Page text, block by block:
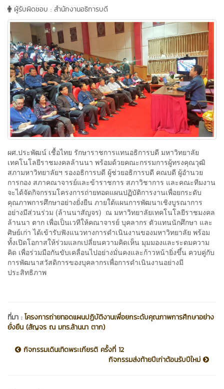
ผู้รับผิดชอบ : สำนักงานอธิการบดี
ผศ.ประพัฒน์ เชื้อไทย รักษาราชการแทนอธิการบดี มหาวิทยาลัย
เทคโนโลยีราชมงคลล้านนา พร้อมด้วยคณะกรรมการผู้ทรงคุณวุฒิ
สภามหาวิทยาลัยฯ รองอธิการบดี ผู้ช่วยอธิการบดี คณบดี ผู้อำนวย
การกอง สภาคณาจารย์และข้าราชการ สภาวิชาการ และคณะทีมงาน
จะได้จัดกิจกรรมโครงการถ่ายทอดแผนปฏิบัติการงานเพื่อยกระดับ
คุณภาพการศึกษาอย่างยั่งยืน ภายใต้แผนการพัฒนาเชิงบูรณาการ
อย่างมีส่วนร่วม (ล้านนาสัญจร) ณ มหาวิทยาลัยเทคโนโลยีราชมงคล
ล้านนา ตาก เพื่อเป็นเวทีให้คณาจารย์ บุคลากร ตัวแทนนักศึกษา และ
ศิษย์เก่า ได้เข้ารับฟังแนวทางการดำเนินงานของมหาวิทยาลัย พร้อม
ทั้งเปิดโอกาสให้ร่วมแลกเปลี่ยนความคิดเห็น มุมมองและระดมความ
คิด เพื่อร่วมมือกันขับเคลื่อนไปอย่างมั่นคงและก้าวหน้ายิ่งขึ้น ควบคู่กับ
การพัฒนาสวัสดิการของบุคลากรเพื่อการดำเนินงานอย่างมี
ประสิทธิภาพ
ที่มา :โครงการถ่ายทอดแผนปฏิบัติงานเพื่อยกระดับคุณภาพการศึกษาอย่าง
ยั่งยืน (สัญจร ณ มทร.ล้านนา ตาก)
กิจกรรมเดินเทิดพระเกียรติ ครั้งที่ 12
กิจกรรมส่งท้ายปีเก่าต้อนรับปีใหม่